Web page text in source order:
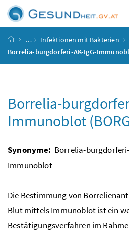
Zum Inhalt
Zum Hauptmenü
Zum Untermenü
Zur Suche
Startseite
…
Infektionen mit Bakterien
Borrelia-burgdorferi-AK-IgG-
Borrelia-
Immunoblot
Synonyme: Borrelia-
Immunoblot
Die Bestimmung von
Blut mittels Immunoblot ist ein
Bestätigungsverfahren im